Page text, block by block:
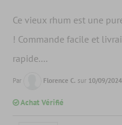
Ce vieux rhum est une
! Commande facile et
rapide....
Par Florence C. sur 10/09/2024
Achat Vérifié